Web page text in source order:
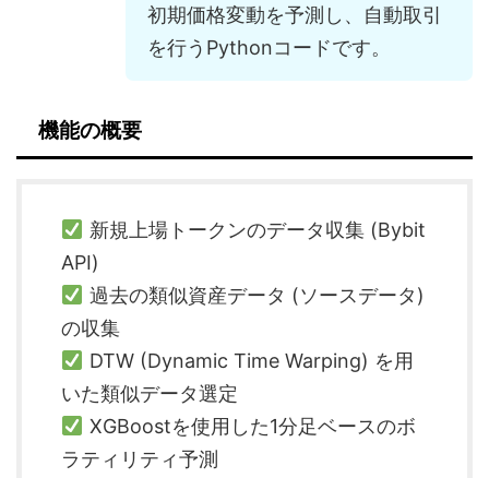
初期価格変動を予測し、自動取引
を行うPythonコードです。
機能の概要
新規上場トークンのデータ収集 (Bybit
API)
過去の類似資産データ (ソースデータ)
の収集
DTW (Dynamic Time Warping) を用
いた類似データ選定
XGBoostを使用した1分足ベースのボ
ラティリティ予測